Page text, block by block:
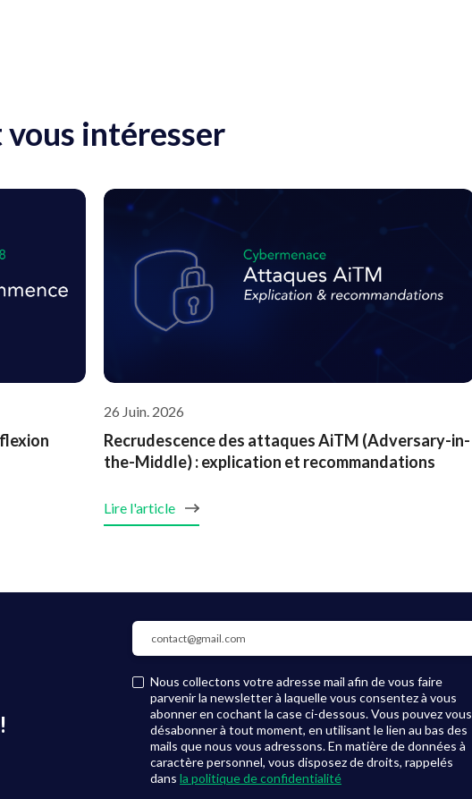
intéresser
26 Juin. 2026
Recrudescence des attaques AiTM (Adversary-in-
the-Middle) : explication et recommandations
Lire l'article
Nous collectons votre adresse mail afin de vous faire
parvenir la newsletter à laquelle vous consentez à vous
abonner en cochant la case ci-dessous. Vous pouvez vous
désabonner à tout moment, en utilisant le lien au bas des
mails que nous vous adressons. En matière de données à
caractère personnel, vous disposez de droits, rappelés
dans la politique de confidentialité